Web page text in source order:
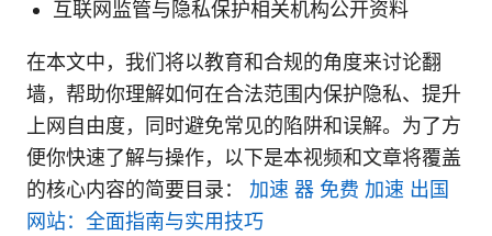
互联网监管与隐私保护相关机构公开资料
在本文中，我们将以教育和合规的角度来讨论翻
墙，帮助你理解如何在合法范围内保护隐私、提升
上网自由度，同时避免常见的陷阱和误解。为了方
便你快速了解与操作，以下是本视频和文章将覆盖
的核心内容的简要目录： 加速 器 免费 加速 出国
网站：全面指南与实用技巧